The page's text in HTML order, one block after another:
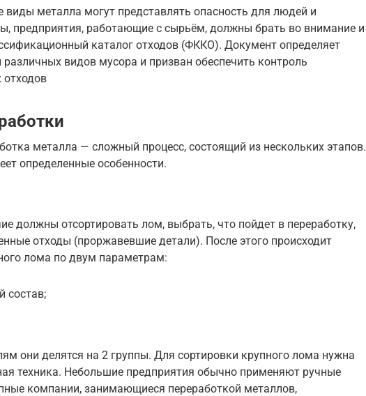
виды металла могут представлять опасность для людей и
предприятия, работающие с сырьём, должны брать во внимание и
каталог отходов (ФККО). Документ определяет
различных видов мусора и призван обеспечить контроль
отходов
металла — сложный процесс, состоящий из нескольких этапов.
определенные особенности.
должны отсортировать лом, выбрать, что пойдет в переработку,
отходы (проржавевшие детали). После этого происходит
лома по двум параметрам:
состав;
они делятся на 2 группы. Для сортировки крупного лома нужна
техника. Небольшие предприятия обычно применяют ручные
компании, занимающиеся переработкой металлов,